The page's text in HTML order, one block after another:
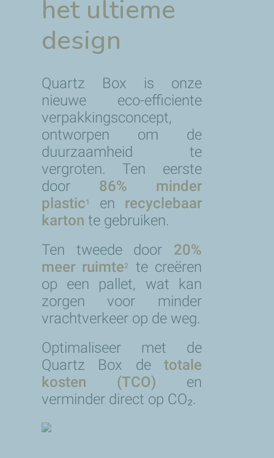
het ultieme
design
Quartz Box is onze
nieuwe eco-efficiente
verpakkingsconcept,
ontworpen om de
duurzaamheid te
vergroten. Ten eerste
door 86% minder
plastic1 en recyclebaar
karton te gebruiken.
Ten tweede door 20%
meer ruimte2
te creëren
op een pallet, wat kan
zorgen voor minder
vrachtverkeer op de weg.
Optimaliseer met de
Quartz Box de totale
kosten (TCO) en
verminder direct op CO₂.